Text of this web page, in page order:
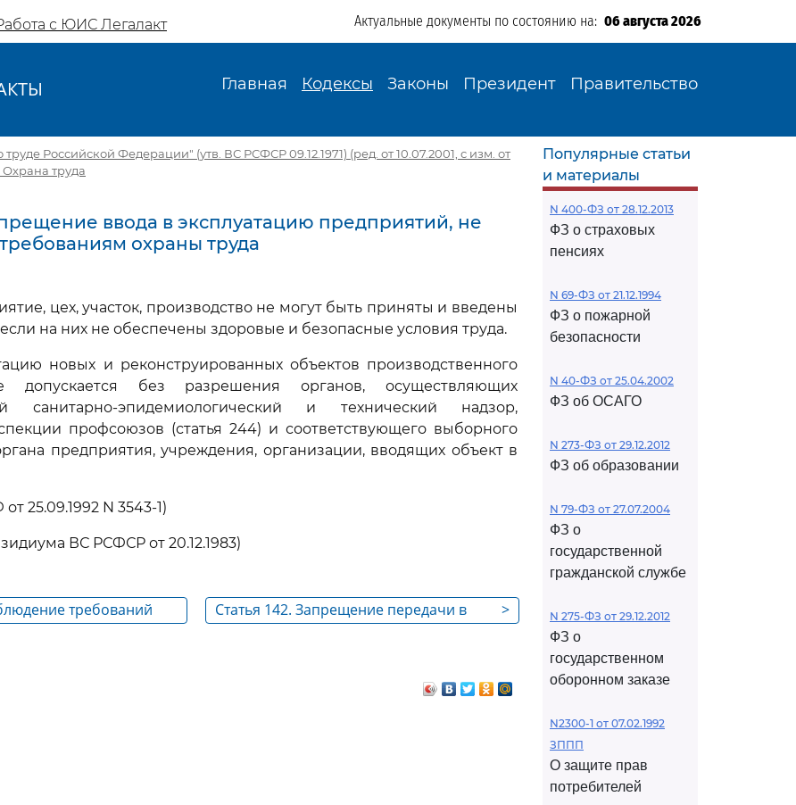
с ЮИС Легалакт Актуальные документы по состоянию на: 06 августа 2026
Главная Кодексы Законы Президент Правительство
труде Российской Федерации" (утв. ВС РСФСР 09.12.1971) (ред. от 10.07.2001, с изм. от
Охрана труда
ввода в эксплуатацию предприятий, не
охраны труда
цех, участок, производство не могут быть приняты и введены
на них не обеспечены здоровые и безопасные условия труда.
новых и реконструированных объектов производственного
допускается без разрешения органов, осуществляющих
санитарно-эпидемиологический и технический надзор,
профсоюзов (статья 244) и соответствующего выборного
предприятия, учреждения, организации, вводящих объект в
25.09.1992 N 3543-1)
ВС РСФСР от 20.12.1983)
требований
>
Статья 142. Запрещение передачи в
не отвечающего требованиям охраны
Популярные статьи
и материалы
N 400-ФЗ от 28.12.2013
ФЗ о страховых
пенсиях
N 69-ФЗ от 21.12.1994
ФЗ о пожарной
безопасности
N 40-ФЗ от 25.04.2002
ФЗ об ОСАГО
N 273-ФЗ от 29.12.2012
ФЗ об образовании
N 79-ФЗ от 27.07.2004
ФЗ о
государственной
гражданской службе
N 275-ФЗ от 29.12.2012
ФЗ о
государственном
оборонном заказе
N2300-1 от 07.02.1992
ЗППП
О защите прав
потребителей